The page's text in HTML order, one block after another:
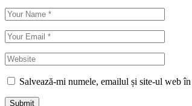
Salvează-mi numele, emailul și site-ul web
Submit